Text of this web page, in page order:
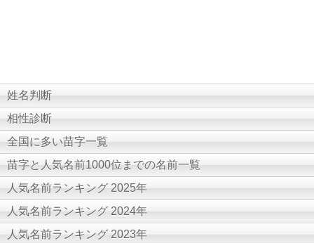
姓名判断
相性診断
全国に多い苗字一覧
苗字と人気名前1000位までの名前一覧
人気名前ランキング 2025年
人気名前ランキング 2024年
人気名前ランキング 2023年